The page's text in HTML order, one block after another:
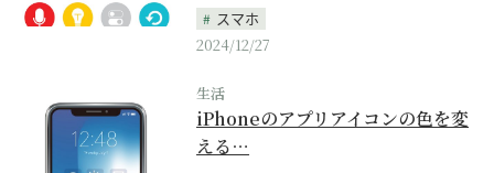
スマホ
2024/12/27
生活
iPhoneのアプリアイコンの色を変
える…